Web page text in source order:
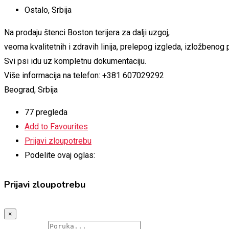
Ostalo, Srbija
Na prodaju štenci Boston terijera za dalji uzgoj,
veoma kvalitetnih i zdravih linija, prelepog izgleda, izložbenog
Svi psi idu uz kompletnu dokumentaciju.
Više informacija na telefon: +381 607029292
Beograd, Srbija
77 pregleda
Add to Favourites
Prijavi zloupotrebu
Podelite ovaj oglas:
Prijavi zloupotrebu
×